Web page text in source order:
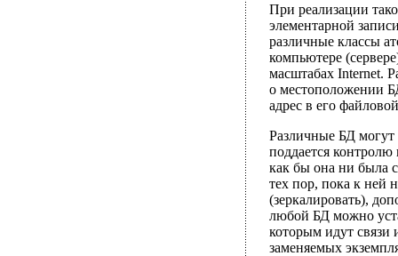
При реализации
элементарной
различные классы
компьютере
масштабах Internet.
о местоположении
адрес в его
Различные БД могут
поддается
как бы она ни была
тех пор, пока к ней
(зеркалировать),
любой БД можно
которым идут связи
заменяемых